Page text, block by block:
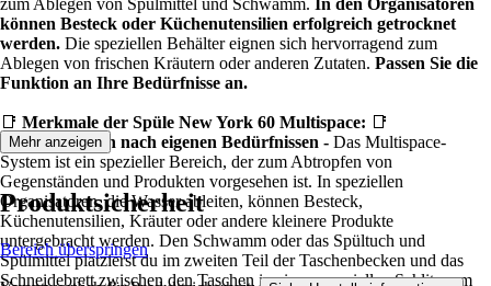
zum Ablegen von Spülmittel und Schwamm. In den Organisatoren
können Besteck oder Küchenutensilien erfolgreich getrocknet
werden. Die speziellen Behälter eignen sich hervorragend zum
Ablegen von frischen Kräutern oder anderen Zutaten. Passen Sie die
Funktion an Ihre Bedürfnisse an.
📑 Merkmale der Spüle New York 60 Multispace: 📑
✅Organisation nach eigenen Bedürfnissen - Das Multispace-
System ist ein spezieller Bereich, der zum Abtropfen von
Gegenständen und Produkten vorgesehen ist. In speziellen
Organisatoren, die Wasser ableiten, können Besteck,
Küchenutensilien, Kräuter oder andere kleinere Produkte
untergebracht werden. Den Schwamm oder das Spültuch und
Spülmittel platzierst du im zweiten Teil der Taschenbecken und das
Schneidebrett zwischen den Taschen in einem speziellen Schlitz, um
Mehr anzeigen
Produktsicherheit
Bereich überspringen